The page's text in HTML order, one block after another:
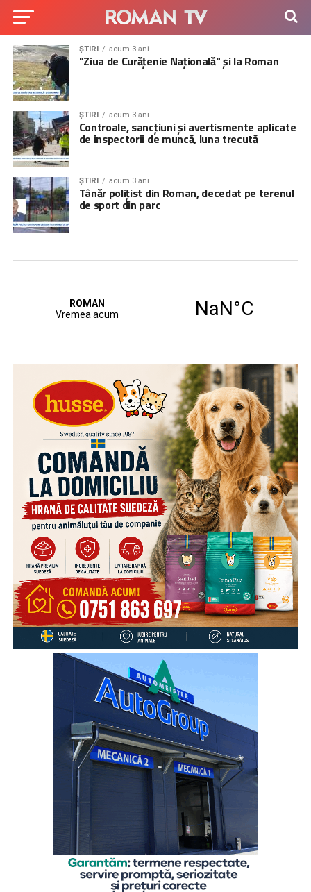
ȘTIRI acum 3 ani
"Ziua de Curățenie Națională" și la Roman
ȘTIRI acum 3 ani
Controale, sancțiuni și avertismente aplicate
de inspectorii de muncă, luna trecută
ȘTIRI acum 3 ani
Tânăr polițist din Roman, decedat pe terenul
de sport din parc